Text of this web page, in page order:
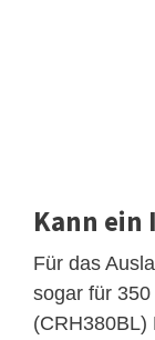
Kann ein
Für das
sogar für
(CRH380BL)